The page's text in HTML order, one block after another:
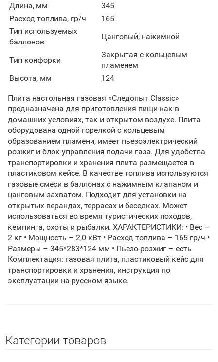
Длина, мм
345
Расход топлива, гр/ч
165
Тип используемых
баллонов
Цанговый, нажимной
Тип конфорки
Закрытая с кольцевым
пламенем
Высота, мм
124
Плита настольная газовая «Следопыт Classic»
предназначена для приготовления пищи как в
домашних условиях, так и открытом воздухе. Плита
оборудована одной горелкой с кольцевым
образованием пламени, имеет пьезоэлектрический
розжиг и блок управления подачи газа. Для удобства
транспортировки и хранения плита размещается в
пластиковом кейсе. В качестве топлива используются
газовые смеси в баллонах с нажимным клапаном и
цанговым захватом. Подходит для установки на
открытых верандах, террасах и беседках. Может
использоваться во время туристических походов,
кемпинга, охоты и рыбалки. ХАРАКТЕРИСТИКИ: • Вес –
2 кг • Мощность – 2,0 кВт • Расход топлива – 165 гр/ч •
Размеры – 345*283*124 мм • Пьезо-розжиг – есть
Комплектация: газовая плита, пластиковый кейс для
транспортировки и хранения, инструкция по
эксплуатации на русском языке.
Категории товаров